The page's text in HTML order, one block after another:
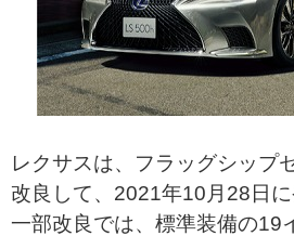
レクサスは、フラッグシップ
改良して、2021年10月28日
一部改良では、標準装備の19